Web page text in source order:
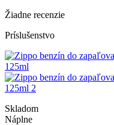
Žiadne recenzie
Príslušenstvo
Skladom
Náplne